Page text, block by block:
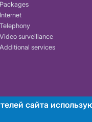
Packages
Internet
Telephony
Video surveillance
Additional services
сайта